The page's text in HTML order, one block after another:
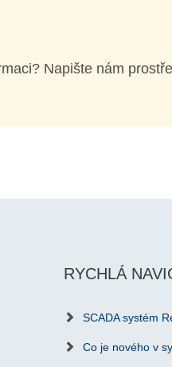
Napište nám
RYCHLÁ
SCADA systém
Co je nového v